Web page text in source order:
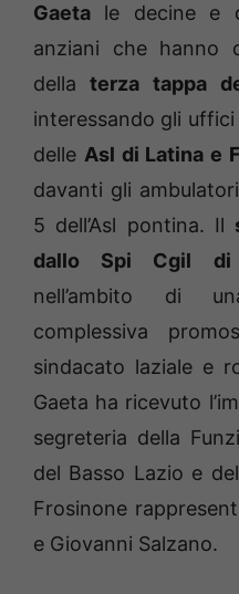
Gaeta le decine e
anziani che hanno
dellaterza tappa
interessando gli
delle Asl di Latina e
davanti gli
5 dell’Asl pontina. Il
dallo Spi Cgil di
nell’ambito di
complessiva
sindacato laziale e
Gaeta ha ricevuto
segreteria della
del Basso Lazio e
Frosinone
e Giovanni Salzano.